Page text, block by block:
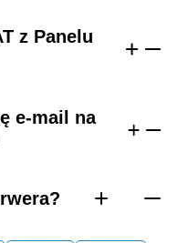
z Panelu
e-mail na